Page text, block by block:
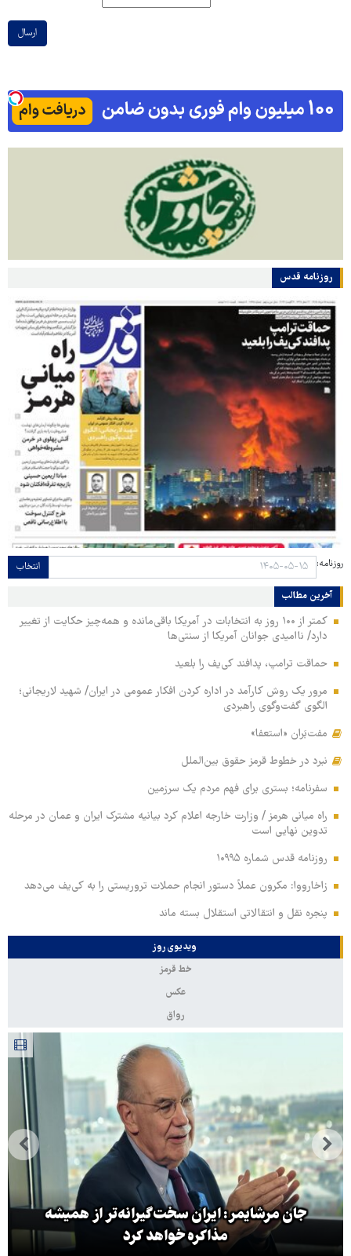
ارسال
روزنامه قدس
روزنامه: انتخاب
آخرین مطالب
کمتر از ۱۰۰ روز به انتخابات در آمریکا باقی‌مانده و همه‌چیز حکایت از تغییر
دارد/ ناامیدی جوانان آمریکا از سنتی‌ها
حماقت ترامپ، پدافند کی‌یف را بلعید
مرور یک روش کارآمد در اداره کردن افکار عمومی در ایران/ شهید لاریجانی؛
الگوی گفت‌وگوی راهبردی
مفت‌بَران «استعفا»
نبرد در خطوط قرمز حقوق بین‌الملل
سفرنامه؛ بستری برای فهم مردم یک سرزمین
راه میانی هرمز / وزارت خارجه اعلام کرد بیانیه مشترک ایران و عمان در مرحله
تدوین نهایی است
روزنامه قدس شماره ۱۰۹۹۵
زاخارووا: مکرون عملاً دستور انجام حملات تروریستی را به کی‌یف می‌دهد
پنجره‌ نقل و انتقالاتی استقلال بسته ماند
ویدیوی روز
خط قرمز
عکس
رواق
جان مرشایمر: ایران سخت‌گیرانه‌تر از همیشه
مذاکره خواهد کرد